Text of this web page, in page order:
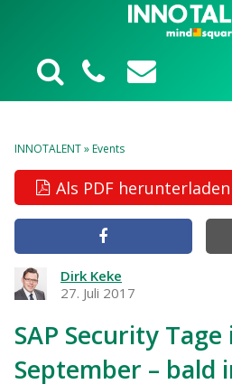
INNOTALENT»Events
Als PDF herunterladen
Dirk Keke
27. Juli 2017
SAP Security Tage
September – bald